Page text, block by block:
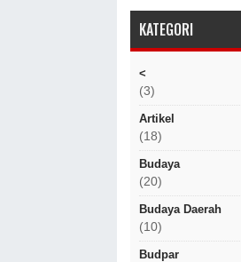
KATEGORI
<
(3)
Artikel
(18)
Budaya
(20)
Budaya Daerah
(10)
Budpar